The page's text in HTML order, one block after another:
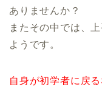
ありませんか？
またその中では、
ようです。
自身が初学者に戻